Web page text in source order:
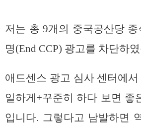
저는 총 9개의 중국공산당 종
명(End CCP) 광고를 차단하
애드센스 광고 심사 센터에
일하게+꾸준히 하다 보면 좋
입니다. 그렇다고 남발하면